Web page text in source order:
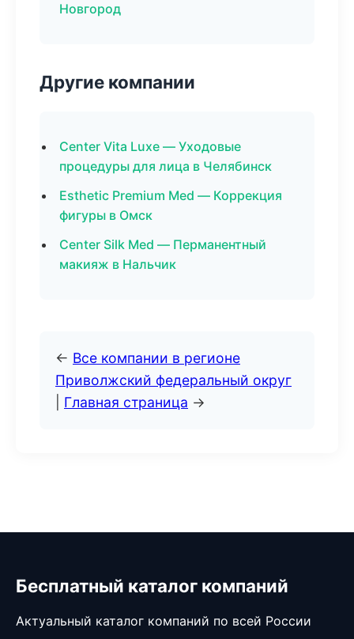
Новгород
Другие компании
Center Vita Luxe — Уходовые
процедуры для лица в Челябинск
Esthetic Premium Med — Коррекция
фигуры в Омск
Center Silk Med — Перманентный
макияж в Нальчик
← Все компании в регионе
Приволжский федеральный округ
Главная страница →
Бесплатный каталог компаний
Актуальный каталог компаний по всей России